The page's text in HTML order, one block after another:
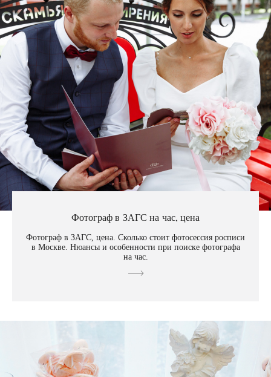
Фотограф в ЗАГС на час, цена
Фотограф в ЗАГС, цена. Сколько стоит фотосессия росписи
в Москве. Нюансы и особенности при поиске фотографа
на час.